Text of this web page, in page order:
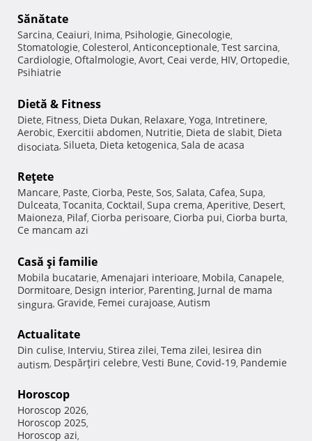
Sănătate
Sarcina, Ceaiuri, Inima, Psihologie, Ginecologie,
Stomatologie, Colesterol, Anticonceptionale, Test sarcina,
Cardiologie, Oftalmologie, Avort, Ceai verde, HIV, Ortopedie,
Psihiatrie
Dietă & Fitness
Diete, Fitness, Dieta Dukan, Relaxare, Yoga, Intretinere,
Aerobic, Exercitii abdomen, Nutritie, Dieta de slabit, Dieta
disociata, Silueta, Dieta ketogenica, Sala de acasa
Reţete
Mancare, Paste, Ciorba, Peste, Sos, Salata, Cafea, Supa,
Dulceata, Tocanita, Cocktail, Supa crema, Aperitive, Desert,
Maioneza, Pilaf, Ciorba perisoare, Ciorba pui, Ciorba burta,
Ce mancam azi
Casă şi familie
Mobila bucatarie, Amenajari interioare, Mobila, Canapele,
Dormitoare, Design interior, Parenting, Jurnal de mama
singura, Gravide, Femei curajoase, Autism
Actualitate
Din culise, Interviu, Stirea zilei, Tema zilei, Iesirea din
autism, Despărţiri celebre, Vesti Bune, Covid-19, Pandemie
Horoscop
Horoscop 2026,
Horoscop 2025,
Horoscop azi,